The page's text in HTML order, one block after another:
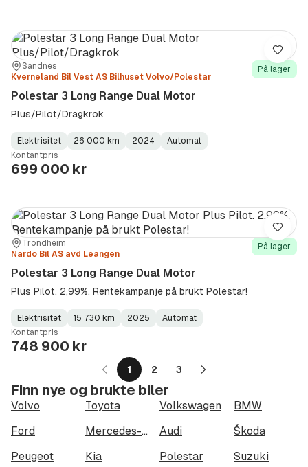
Sted:
Sandnes
Forhandler:
Kverneland Bil Vest AS Bilhuset Volvo/Polestar
På lager
Polestar 3 Long Range Dual Motor
Plus/Pilot/Dragkrok
Fuel
Type:
Elektrisitet
Kilometerstand:
26 000 km
Model
Year:
2024
Gearbox
Type:
Automat
Kontantpris
699 000 kr
Lagre
Sted:Trondheim
Forhandler:
Nardo Bil AS avd Leangen
På lager
Polestar 3 Long Range Dual Motor
Plus Pilot. 2,99%. Rentekampanje på brukt Polestar!
Fuel
Type:
Elektrisitet
Kilometerstand:
15 730 km
Model
Year:
2025
Gearbox
Type:
Automat
Kontantpris
748 900 kr
Lagre
1 2 3
Neste
Finn nye og brukte biler
Volvo Toyota Volkswagen
BMW
Ford
Mercedes-Benz Audi
Škoda
Peugeot
Kia Polestar Suzuki